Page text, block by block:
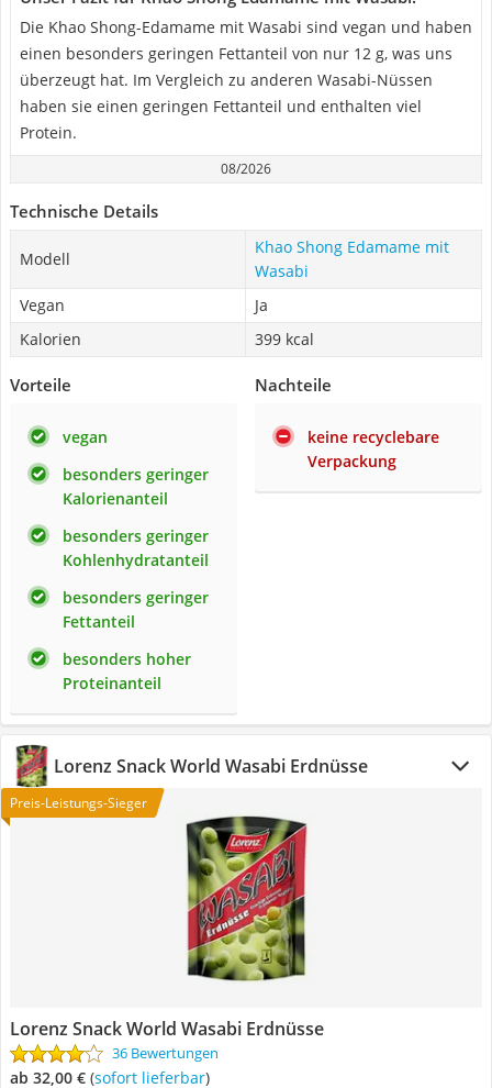
Die Khao Shong-Edamame mit Wasabi sind vegan und haben
einen besonders geringen Fettanteil von nur 12 g, was uns
überzeugt hat. Im Vergleich zu anderen Wasabi-Nüssen
haben sie einen geringen Fettanteil und enthalten viel
Protein.
08/2026
Technische Details
Modell
Khao Shong Edamame mit
Wasabi
Vegan
Ja
Kalorien
399 kcal
Vorteile
vegan
besonders geringer
Kalorienanteil
besonders geringer
Kohlenhydratanteil
besonders geringer
Fettanteil
besonders hoher
Proteinanteil
Nachteile
keine recyclebare
Verpackung
Lorenz Snack World Wasabi Erdnüsse
Preis-Leistungs-Sieger
Lorenz Snack World Wasabi Erdnüsse
36 Bewertungen
ab 32,00 € ( Sofort lieferbar)